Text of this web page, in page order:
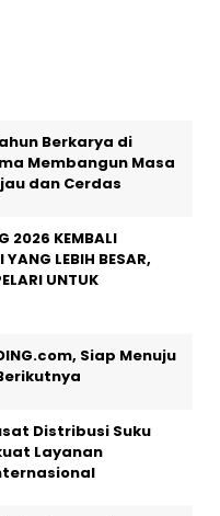
Berkarya di
Membangun Masa
dan Cerdas
2026 KEMBALI
YANG LEBIH BESAR,
UNTUK
Siap Menuju
Distribusi Suku
Layanan